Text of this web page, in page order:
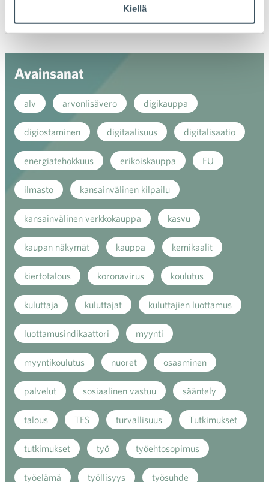
Kiellä
Avainsanat
alv arvonlisävero digikauppa
digiostaminen digitaalisuus digitalisaatio
energiatehokkuus erikoiskauppa EU
ilmasto kansainvälinen kilpailu
kansainvälinen verkkokauppa kasvu
kaupan näkymät kauppa kemikaalit
kiertotalous koronavirus koulutus
kuluttaja kuluttajat kuluttajien luottamus
luottamusindikaattori myynti
myyntikoulutus nuoret osaaminen
palvelut sosiaalinen vastuu sääntely
talous TES turvallisuus Tutkimukset
tutkimukset työ työehtosopimus
työelämä työllisyys työsuhde